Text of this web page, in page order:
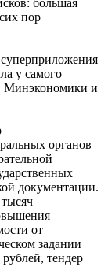
пор
у самого
Минэкономики и
органов
документации.
от
задании
тендер